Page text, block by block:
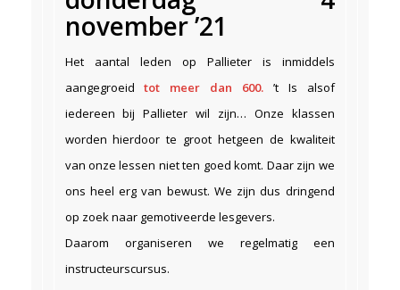
november ’21
Het aantal leden op Pallieter is inmiddels
aangegroeidtot meer dan 600. ’t Is alsof
iedereen bij Pallieter wil zijn… Onze klassen
worden hierdoor te groot hetgeen de kwaliteit
van onze lessen niet ten goed komt. Daar zijn we
ons heel erg van bewust. We zijn dus dringend
op zoek naar gemotiveerde lesgevers.
Daarom organiseren we regelmatig een
instructeurscursus.